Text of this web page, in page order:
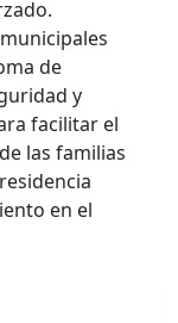
de
y
facilitar el
las familias
en el